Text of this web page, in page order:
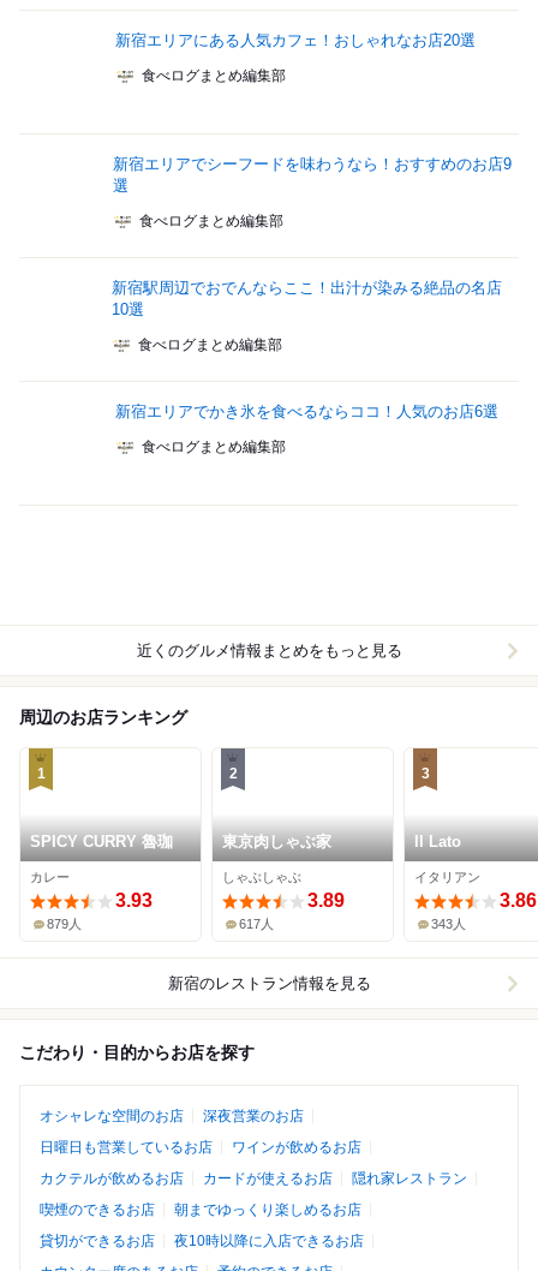
新宿エリアにある人気カフェ！おしゃれなお店20選
食べログまとめ編集部
新宿エリアでシーフードを味わうなら！おすすめのお店9
選
食べログまとめ編集部
新宿駅周辺でおでんならここ！出汁が染みる絶品の名店
10選
食べログまとめ編集部
新宿エリアでかき氷を食べるならココ！人気のお店6選
食べログまとめ編集部
近くのグルメ情報まとめをもっと見る
周辺のお店ランキング
1
SPICY CURRY 魯珈
カレー
3.93
879人
2
東京肉しゃぶ家
しゃぶしゃぶ
3.89
617人
3
Il Lato
イタリアン
3.86
343人
新宿のレストラン情報を見る
こだわり・目的からお店を探す
オシャレな空間のお店
深夜営業のお店
日曜日も営業しているお店
ワインが飲めるお店
カクテルが飲めるお店
カードが使えるお店
隠れ家レストラン
喫煙のできるお店
朝までゆっくり楽しめるお店
貸切ができるお店
夜10時以降に入店できるお店